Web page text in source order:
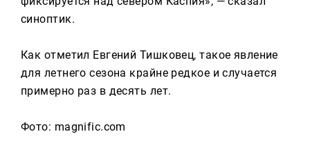
синоптик.
Как отметил Евгений Тишковец, такое явление
для летнего сезона крайне редкое и случается
примерно раз в десять лет.
Фото: magnific.com